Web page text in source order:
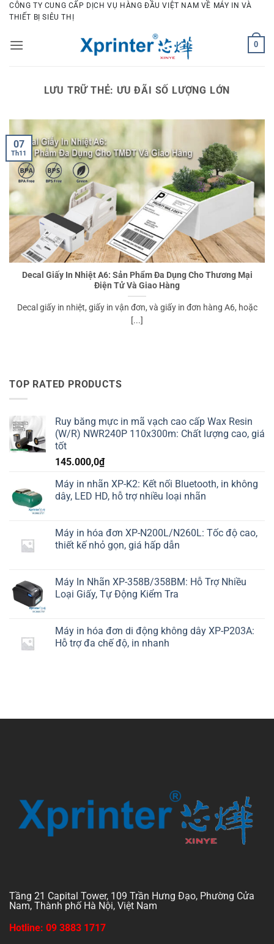
Bỏ
qua
dung
CÔNG TY CUNG CẤP DỊCH VỤ HÀNG ĐẦU VIỆT NAM VỀ MÁY IN VÀ
THIẾT BỊ SIÊU THỊ
0
LƯU TRỮ THẺ: ƯU ĐÃI SỐ LƯỢNG LỚN
Decal Giấy In Nhiệt A6: Sản Phẩm Đa Dụng Cho Thương Mại
Điện Tử Và Giao Hàng
Decal giấy in nhiệt, giấy in vận đơn, và giấy in đơn hàng A6, hoặc
[...]
07
Th11
TOP RATED PRODUCTS
Ruy băng mực in mã vạch cao cấp Wax Resin
(W/R) NWR240P 110x300m: Chất lượng cao, giá
tốt
145.000,0₫
Máy in nhãn XP-K2: Kết nối Bluetooth, in không
dây, LED HD, hỗ trợ nhiều loại nhãn
Máy in hóa đơn XP-N200L/N260L: Tốc độ cao,
thiết kế nhỏ gọn, giá hấp dẫn
Máy In Nhãn XP-358B/358BM: Hỗ Trợ Nhiều
Loại Giấy, Tự Động Kiểm Tra
Máy in hóa đơn di động không dây XP-P203A:
Hỗ trợ đa chế độ, in nhanh
Tầng 21 Capital Tower, 109 Trần Hưng Đạo, Phường Cửa
Nam, Thành phố Hà Nội, Việt Nam
Hotline: 09 3883 1717